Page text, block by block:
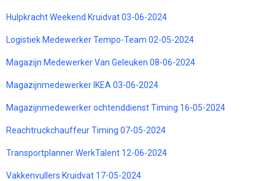
Hulpkracht Weekend Kruidvat 03-06-2024
Logistiek Medewerker Tempo-Team 02-05-2024
Magazijn Medewerker Van Geleuken 08-06-2024
Magazijnmedewerker IKEA 03-06-2024
Magazijnmedewerker ochtenddienst Timing 16-05-2024
Reachtruckchauffeur Timing 07-05-2024
Transportplanner WerkTalent 12-06-2024
Vakkenvullers Kruidvat 17-05-2024